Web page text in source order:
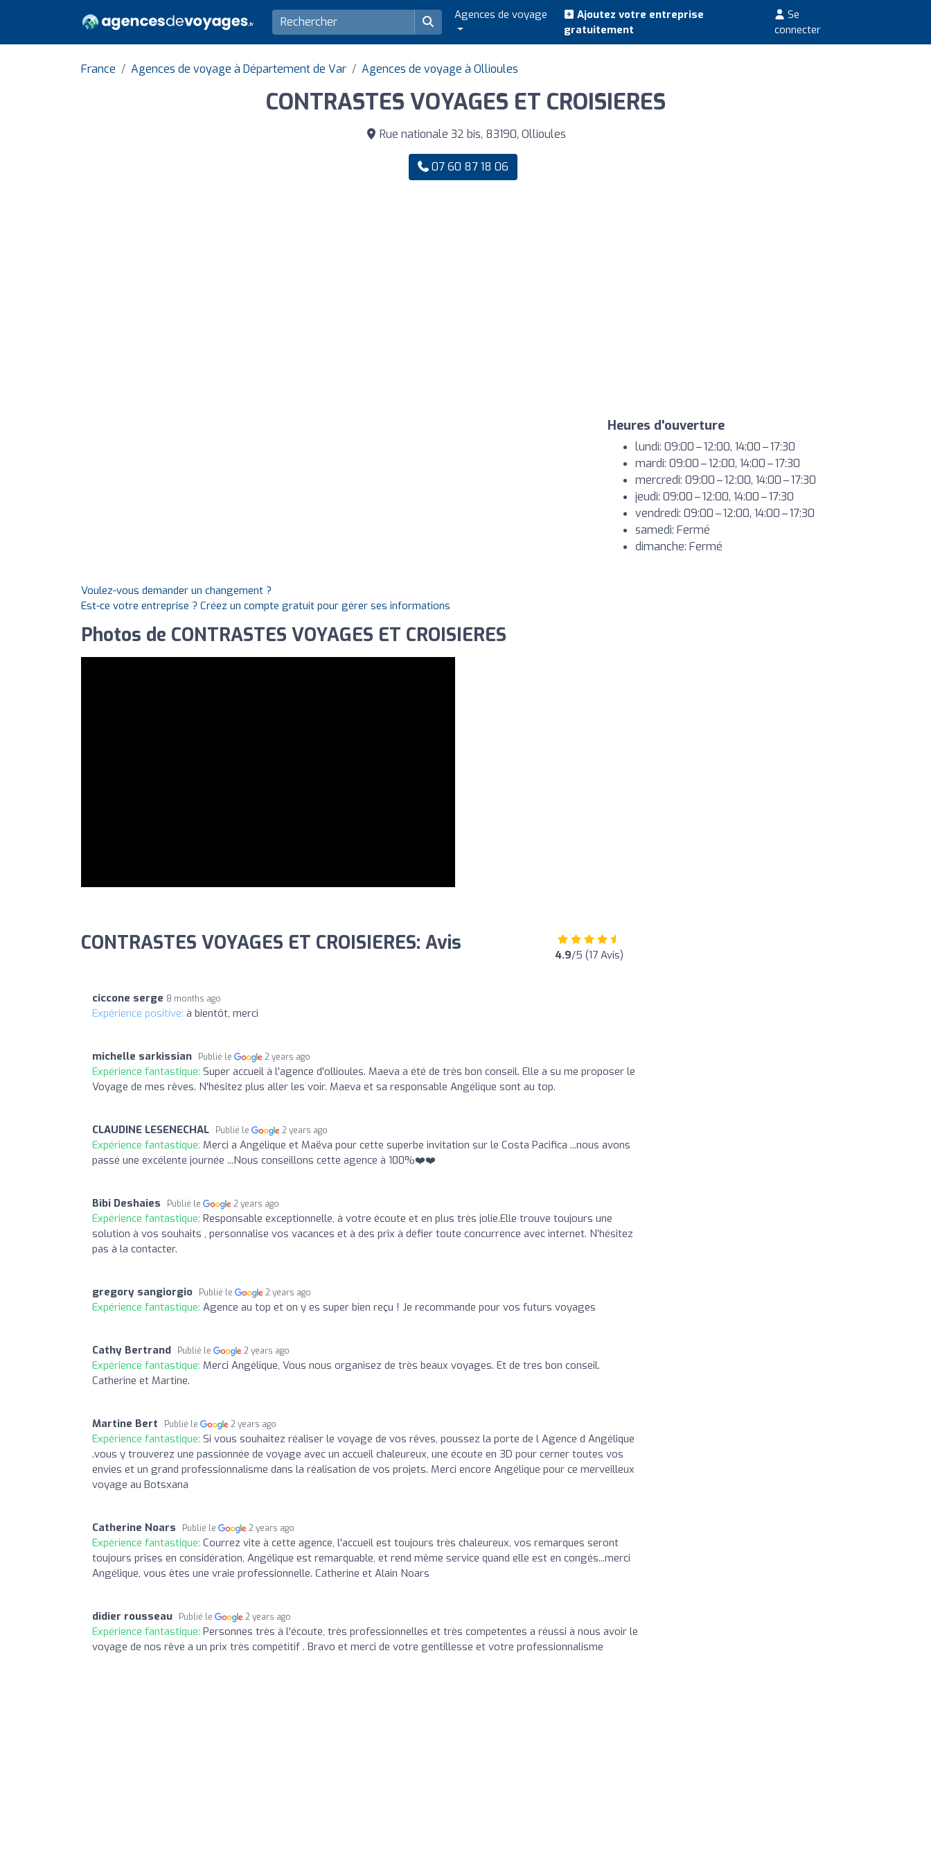
Agences de voyage
Ajoutez votre entreprise
gratuitement
Se
connecter
France Agences de voyage à Département de Var Agences de voyage à Ollioules
CONTRASTES VOYAGES ET CROISIERES
Rue nationale 32 bis, 83190, Ollioules
07 60 87 18 06
Heures d'ouverture
lundi: 09:00 – 12:00, 14:00 – 17:30
mardi: 09:00 – 12:00, 14:00 – 17:30
mercredi: 09:00 – 12:00, 14:00 – 17:30
jeudi: 09:00 – 12:00, 14:00 – 17:30
vendredi: 09:00 – 12:00, 14:00 – 17:30
samedi: Fermé
dimanche: Fermé
Voulez-vous demander un changement ?
Est-ce votre entreprise ? Créez un compte gratuit pour gérer ses informations
Photos de CONTRASTES VOYAGES ET CROISIERES
CONTRASTES VOYAGES ET CROISIERES: Avis 4.9/5 (17 Avis)
ciccone serge 8 months ago
Expérience positive: à bientôt, merci
michelle sarkissian Publié le 2 years ago
Expérience fantastique: Super accueil à l'agence d'ollioules. Maeva a été de très bon conseil. Elle a su me proposer le
Voyage de mes rêves. N'hésitez plus aller les voir. Maeva et sa responsable Angélique sont au top.
CLAUDINE LESENECHAL Publié le 2 years ago
Expérience fantastique: Merci a Angélique et Maëva pour cette superbe invitation sur le Costa Pacifica ...nous avons
passé une excélente journée ...Nous conseillons cette agence à 100%❤️❤️
Bibi Deshaies Publié le 2 years ago
Expérience fantastique: Responsable exceptionnelle, à votre écoute et en plus très jolie.Elle trouve toujours une
solution à vos souhaits , personnalise vos vacances et à des prix à défier toute concurrence avec internet. N’hésitez
pas à la contacter.
gregory sangiorgio Publié le 2 years ago
Expérience fantastique: Agence au top et on y es super bien reçu ! Je recommande pour vos futurs voyages
Cathy Bertrand Publié le 2 years ago
Expérience fantastique: Merci Angélique, Vous nous organisez de très beaux voyages. Et de tres bon conseil.
Catherine et Martine.
Martine Bert Publié le 2 years ago
Expérience fantastique: Si vous souhaitez réaliser le voyage de vos rêves, poussez la porte de l Agence d Angélique
.vous y trouverez une passionnée de voyage avec un accueil chaleureux, une écoute en 3D pour cerner toutes vos
envies et un grand professionnalisme dans la réalisation de vos projets. Merci encore Angélique pour ce merveilleux
voyage au Botsxana
Catherine Noars Publié le 2 years ago
Expérience fantastique: Courrez vite à cette agence, l'accueil est toujours très chaleureux, vos remarques seront
toujours prises en considération, Angélique est remarquable, et rend même service quand elle est en congés...merci
Angélique, vous êtes une vraie professionnelle. Catherine et Alain Noars
didier rousseau Publié le 2 years ago
Expérience fantastique: Personnes très à l'écoute, très professionnelles et très competentes a réussi à nous avoir le
voyage de nos rêve a un prix très compétitif . Bravo et merci de votre gentillesse et votre professionnalisme